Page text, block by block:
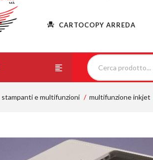
CARTOCOPY ARREDA
stampanti e multifunzioni multifunzione inkjet